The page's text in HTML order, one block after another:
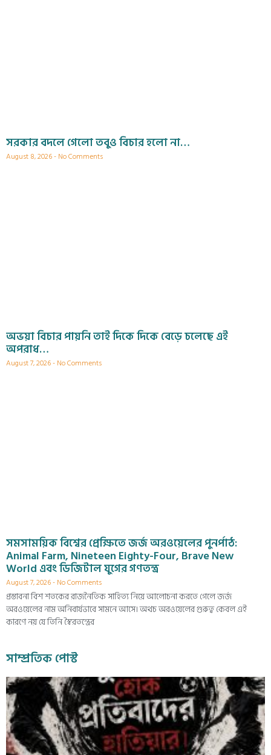
সরকার বদলে গেলো তবুও বিচার হলো না…
August 8, 2026 No Comments
অভয়া বিচার পায়নি তাই দিকে দিকে বেড়ে চলেছে এই
অপরাধ…
August 7, 2026 No Comments
সমসাময়িক বিশ্বের প্রেক্ষিতে জর্জ অরওয়েলের পুনর্পাঠ:
Animal Farm, Nineteen Eighty-Four, Brave New
World এবং ডিজিটাল যুগের গণতন্ত্র
August 7, 2026 No Comments
প্রস্তাবনা বিশ শতকের রাজনৈতিক সাহিত্য নিয়ে আলোচনা করতে গেলে জর্জ
অরওয়েলের নাম অনিবার্যভাবে সামনে আসে। অথচ অরওয়েলের গুরুত্ব কেবল এই
কারণে নয় যে তিনি স্বৈরতন্ত্রের
সাম্প্রতিক পোস্ট